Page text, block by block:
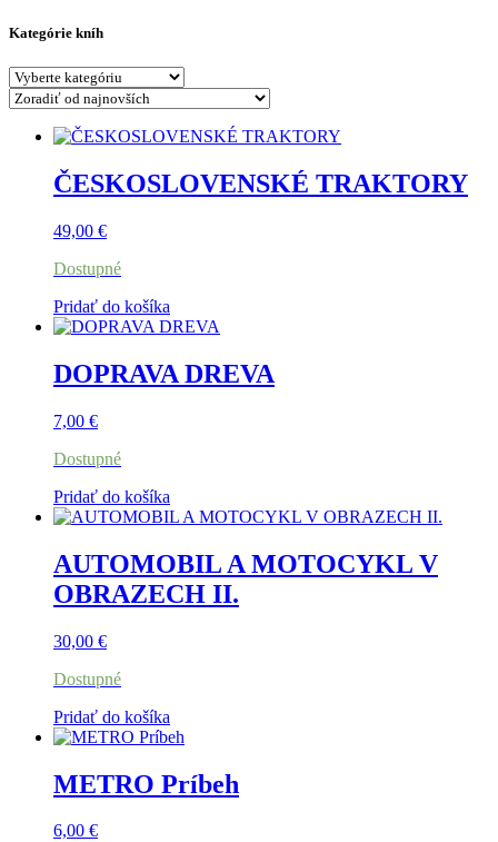
Kategórie kníh
ČESKOSLOVENSKÉ TRAKTORY
49,00 €
Dostupné
Pridať do košíka
DOPRAVA DREVA
7,00 €
Dostupné
Pridať do košíka
AUTOMOBIL A MOTOCYKL V
OBRAZECH II.
30,00 €
Dostupné
Pridať do košíka
METRO Príbeh
6,00 €